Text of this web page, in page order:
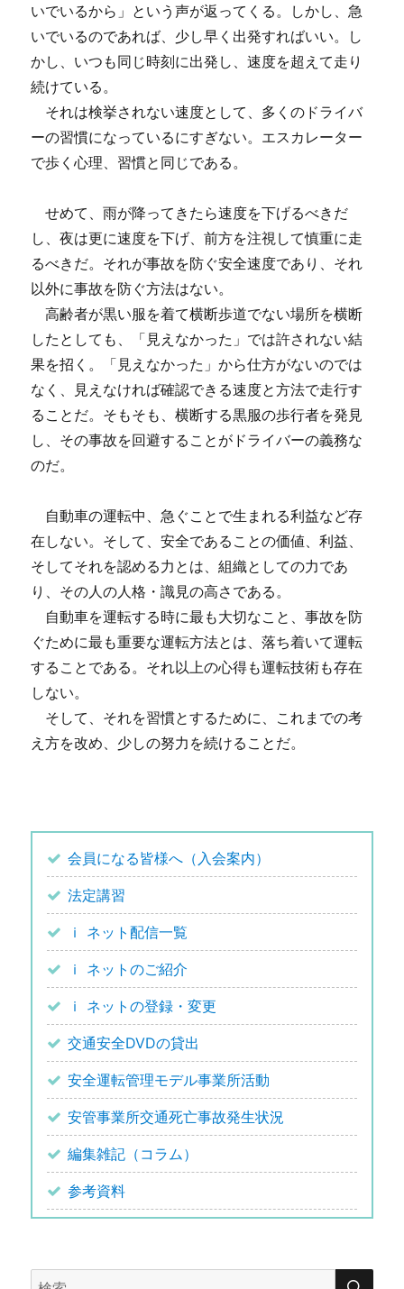
いでいるから」という声が返ってくる。しかし、急
いでいるのであれば、少し早く出発すればいい。し
かし、いつも同じ時刻に出発し、速度を超えて走り
続けている。
それは検挙されない速度として、多くのドライバ
ーの習慣になっているにすぎない。エスカレーター
で歩く心理、習慣と同じである。
せめて、雨が降ってきたら速度を下げるべきだ
し、夜は更に速度を下げ、前方を注視して慎重に走
るべきだ。それが事故を防ぐ安全速度であり、それ
以外に事故を防ぐ方法はない。
高齢者が黒い服を着て横断歩道でない場所を横断
したとしても、「見えなかった」では許されない結
果を招く。「見えなかった」から仕方がないのでは
なく、見えなければ確認できる速度と方法で走行す
ることだ。そもそも、横断する黒服の歩行者を発見
し、その事故を回避することがドライバーの義務な
のだ。
自動車の運転中、急ぐことで生まれる利益など存
在しない。そして、安全であることの価値、利益、
そしてそれを認める力とは、組織としての力であ
り、その人の人格・識見の高さである。
自動車を運転する時に最も大切なこと、事故を防
ぐために最も重要な運転方法とは、落ち着いて運転
することである。それ以上の心得も運転技術も存在
しない。
そして、それを習慣とするために、これまでの考
え方を改め、少しの努力を続けることだ。
会員になる皆様へ（入会案内）
法定講習
ｉ ネット配信一覧
ｉ ネットのご紹介
ｉ ネットの登録・変更
交通安全DVDの貸出
安全運転管理モデル事業所活動
安管事業所交通死亡事故発生状況
編集雑記（コラム）
参考資料
検
検